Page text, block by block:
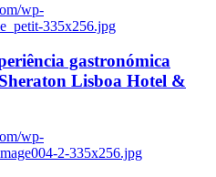
wp-
335x256.jpg
gastronómica
Lisboa Hotel &
wp-
2-335x256.jpg